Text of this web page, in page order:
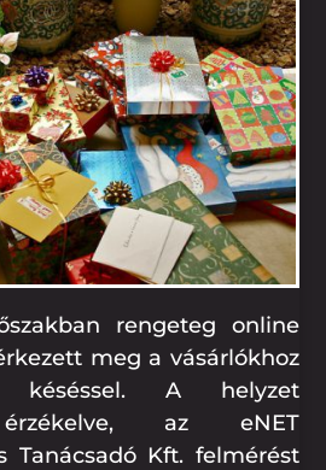
rengeteg online
meg a vásárlókhoz
késéssel. A helyzet
az eNET
Tanácsadó Kft. felmérést